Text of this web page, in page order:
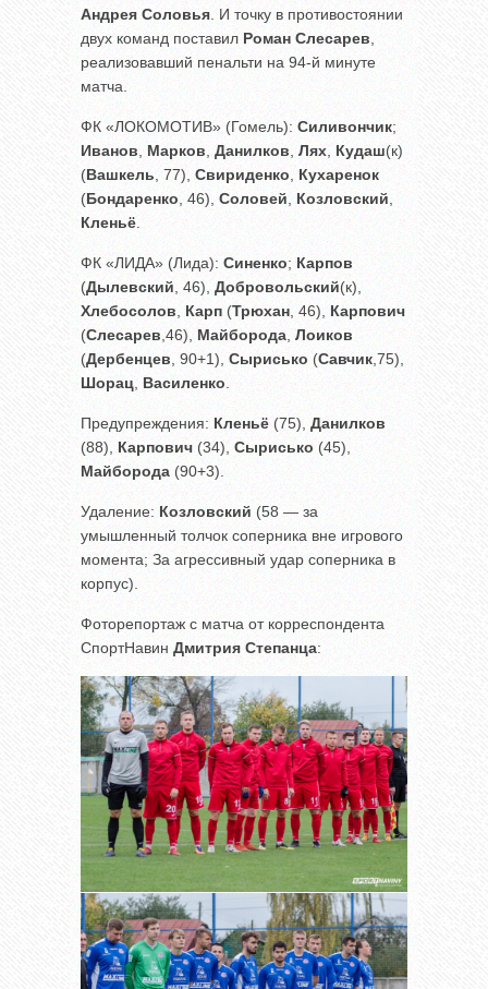
Андрея Соловья . И точку в противостоянии
двух команд поставил Роман Слесарев
реализовавший пенальти на 94-й минуте
матча.
ФК «ЛОКОМОТИВ» (Гомель): Силивончик;
Иванов Марков Данилков Лях Кудаш(к)
(Вашкель , 77), Свириденко
Кухаренок
(Бондаренко , 46), Соловей Козловский
Кленьё
ФК «ЛИДА» (Лида): Синенко; Карпов
(Дылевский , 46), Добровольский(к),
Хлебосолов
Карп (Трюхан , 46), Карпович
(Слесарев ,46), Майборода Лоиков
(Дербенцев , 90+1), Сырисько (Савчик ,75),
Шорац Василенко
Предупреждения: Кленьё (75), Данилков
(88), Карпович (34), Сырисько (45),
Майборода (90+3).
Удаление: Козловский (58 — за
умышленный толчок соперника вне игрового
момента; За агрессивный удар соперника в
корпус).
Фоторепортаж с матча от корреспондента
СпортНавин Дмитрия Степанца: